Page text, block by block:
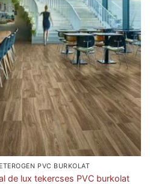
PVC BURKOLAT
de lux tekercses PVC burkolat